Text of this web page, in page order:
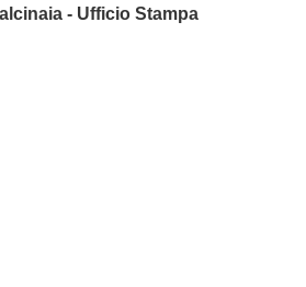
- Ufficio Stampa